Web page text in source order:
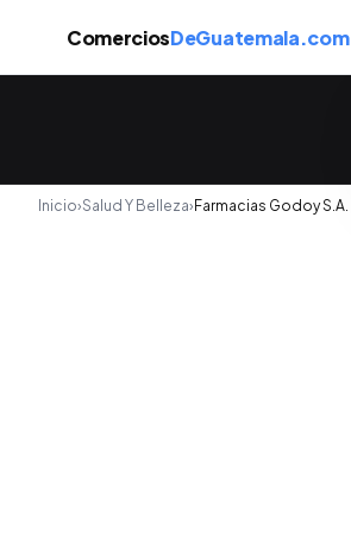
ComerciosDeGuatemala.com
Inicio›Salud Y Belleza› Farmacias Godoy S.A.